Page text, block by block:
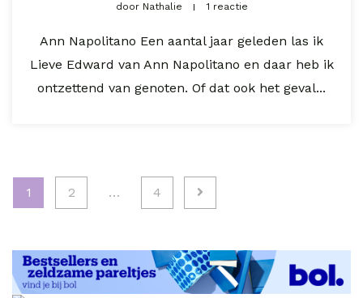
doorNathalie 1 reactie
Ann Napolitano Een aantal jaar geleden las ik
Lieve Edward van Ann Napolitano en daar heb ik
ontzettend van genoten. Of dat ook het geval...
Berichten
1 2 … 4